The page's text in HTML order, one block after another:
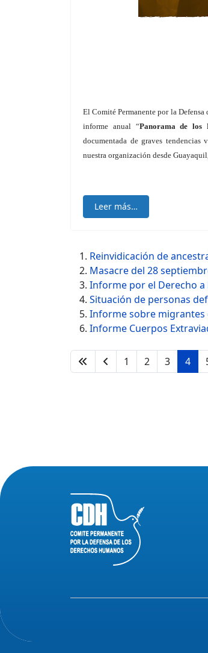
El Comité Permanente por la
informe anual “Panorama de los
documentada de graves tendencias
nuestra organización desde
Leer más…
Reinvidicación de
Masacre del 28
Informe por el Derecho a
Situación de personas
Informe sobre
Informe Cuerpos
1 2 3 4